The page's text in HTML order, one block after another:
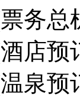
务总
店预
泉预